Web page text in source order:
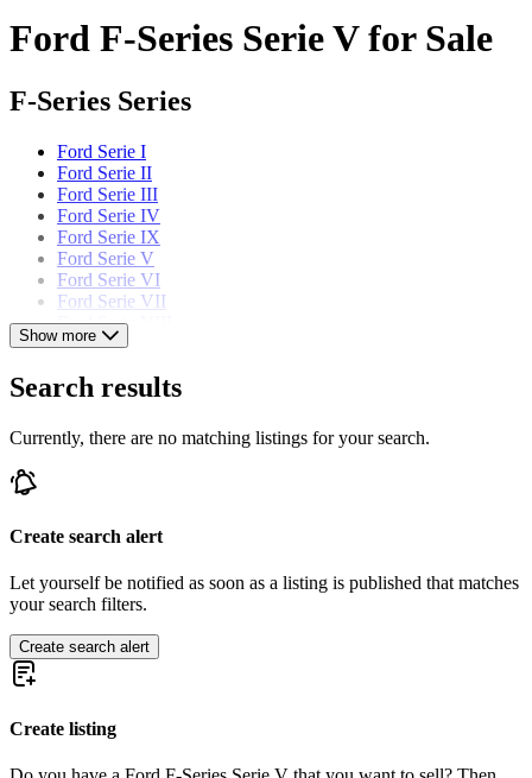
Ford F-Series Serie V for Sale
F-Series Series
Ford Serie I
Ford Serie II
Ford Serie III
Ford Serie IV
Ford Serie IX
Ford Serie V
Ford Serie VI
Ford Serie VII
Ford Serie VIII
Ford Serie X
Ford Serie XII
Ford Series II
Ford models
Ford Capri
Ford Escort
Ford Fiesta
Ford GT40
Ford Model A
Ford Model T
Ford Taunus
Ford Thunderbird
Ford V8
Show more
Search results
Currently, there are no matching listings for your search.
Create search alert
Let yourself be notified as soon as a listing is published that matches
your search filters.
Create search alert
Create listing